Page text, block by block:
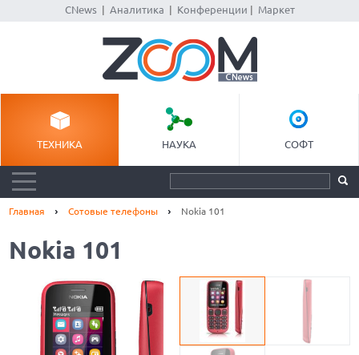
CNews| Аналитика Конференции Маркет
ТЕХНИКА НАУКА СОФТ
Главная Сотовые телефоны Nokia 101
Nokia 101